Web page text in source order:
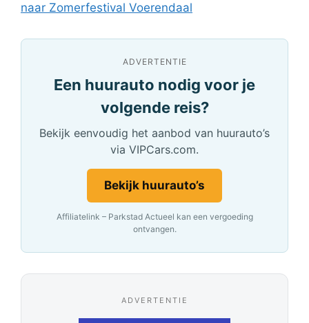
naar Zomerfestival Voerendaal
ADVERTENTIE
Een huurauto nodig voor je
volgende reis?
Bekijk eenvoudig het aanbod van huurauto’s
via VIPCars.com.
Bekijk huurauto’s
Affiliatelink – Parkstad Actueel kan een vergoeding
ontvangen.
ADVERTENTIE